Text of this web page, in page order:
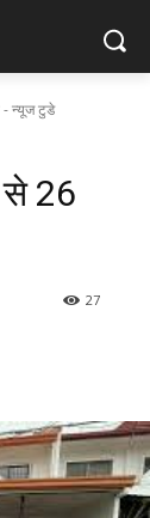
- न्यूज टुडे
से 26
27